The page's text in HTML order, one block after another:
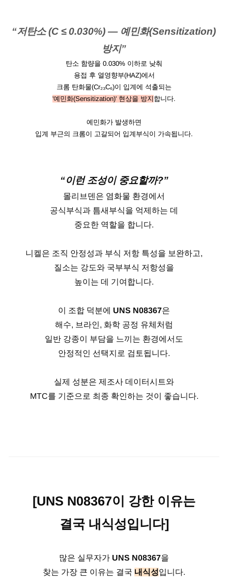
“저탄소 (C ≤ 0.030%) — 예민화(Sensitization)
방지”
탄소 함량을 0.030% 이하로 낮춰
용접 후 열영향부(HAZ)에서
크롬 탄화물(Cr₂₃C₆)이 입계에 석출되는
'예민화(Sensitization)' 현상을 방지 합니다.
예민화가 발생하면
입계 부근의 크롬이 고갈되어 입계부식이 가속됩니다.
“이런 조성이 중요할까?”
몰리브덴은 염화물 환경에서
공식부식과 틈새부식을 억제하는 데
중요한 역할을 합니다.
니켈은 조직 안정성과 부식 저항 특성을 보완하고,
질소는 강도와 국부부식 저항성을
높이는 데 기여합니다.
이 조합 덕분에 UNS N08367은
해수, 브라인, 화학 공정 유체처럼
일반 강종이 부담을 느끼는 환경에서도
안정적인 선택지로 검토됩니다.
실제 성분은 제조사 데이터시트와
MTC를 기준으로 최종 확인하는 것이 좋습니다.
[UNS N08367이 강한 이유는
결국 내식성입니다]
많은 실무자가 UNS N08367을
찾는 가장 큰 이유는 결국 내식성입니다.